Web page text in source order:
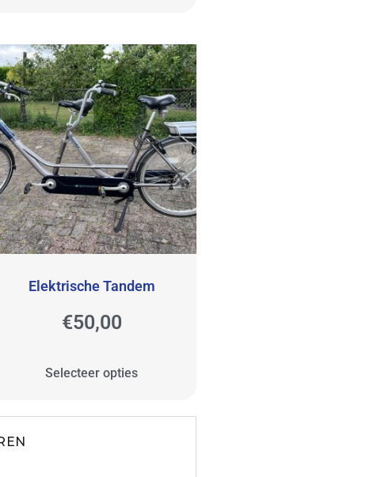
Elektrische Tandem
€50,00
Selecteer opties